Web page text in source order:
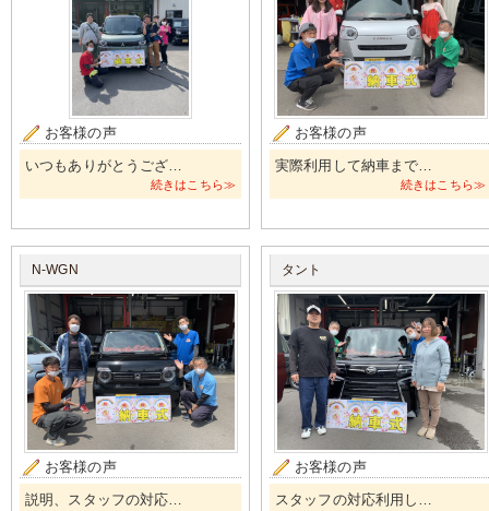
お客様の声
いつもありがとうござ…
続きはこちら≫
お客様の声
実際利用して納車まで…
続きはこちら≫
N-WGN
お客様の声
説明、スタッフの対応…
タント
お客様の声
スタッフの対応利用し…